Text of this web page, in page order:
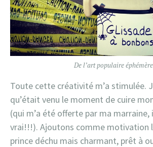
De l’art populaire éphémère
Toute cette créativité m’a stimulée.
qu’était venu le moment de cuire
(qui m’a été offerte par ma marraine,
vrai!!!). Ajoutons comme motivation
prince déchu mais charmant, prêt à